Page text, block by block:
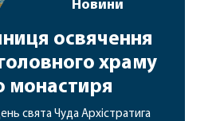
Новини
освячення
храму
монастиря
свята Чуда Архістратига